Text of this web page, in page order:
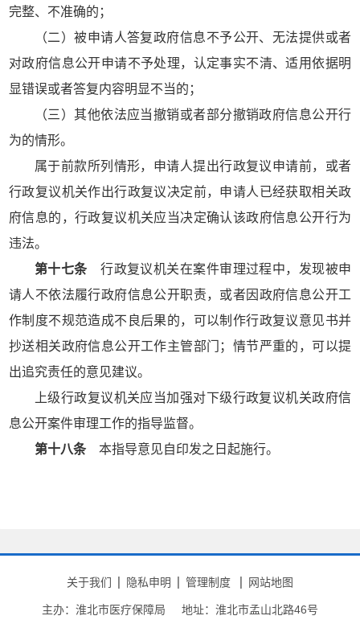
完整、不准确的；
（二）被申请人答复政府信息不予公开、无法提供或者
对政府信息公开申请不予处理，认定事实不清、适用依据明
显错误或者答复内容明显不当的；
（三）其他依法应当撤销或者部分撤销政府信息公开行
为的情形。
属于前款所列情形，申请人提出行政复议申请前，或者
行政复议机关作出行政复议决定前，申请人已经获取相关政
府信息的，行政复议机关应当决定确认该政府信息公开行为
违法。
第十七条行政复议机关在案件审理过程中，发现被申
请人不依法履行政府信息公开职责，或者因政府信息公开工
作制度不规范造成不良后果的，可以制作行政复议意见书并
抄送相关政府信息公开工作主管部门；情节严重的，可以提
出追究责任的意见建议。
上级行政复议机关应当加强对下级行政复议机关政府信
息公开案件审理工作的指导监督。
第十八条本指导意见自印发之日起施行。
关于我们 隐私申明 管理制度 网站地图
主办：淮北市医疗保障局
地址：淮北市孟山北路46号